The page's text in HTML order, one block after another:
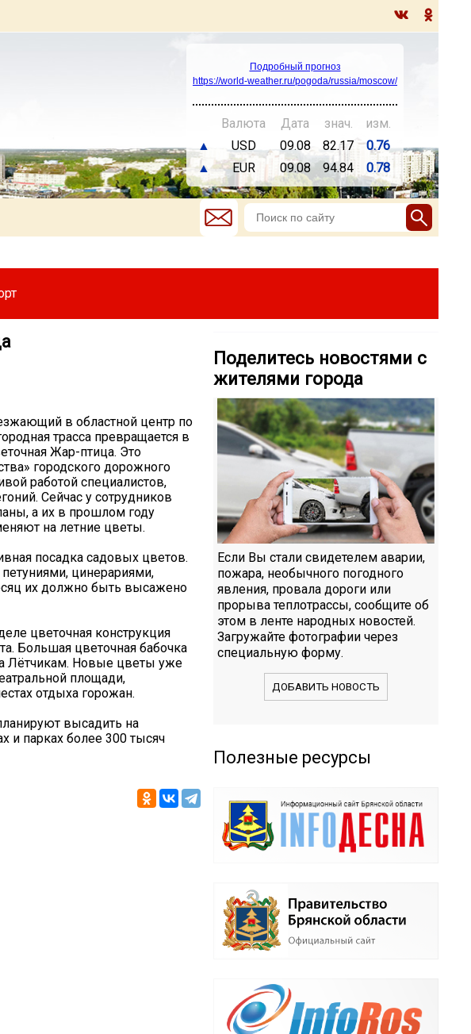
Подробный прогноз
https://world-weather.ru/pogoda/russia/moscow/
Валюта Дата знач.
изм.
▲
USD 09.08 82.17
0.76
▲
EUR 09.08 94.84 0.78
в областной центр по
трасса превращается в
Жар-птица. Это
городского дорожного
работой специалистов,
Сейчас у сотрудников
а их в прошлом году
на летние цветы.
посадка садовых цветов.
цинерариями,
их должно быть высажено
цветочная конструкция
Большая цветочная бабочка
Лётчикам. Новые цветы уже
площади,
отдыха горожан.
высадить на
и парках более 300 тысяч
Поделитесь новостями с
жителями города
Если Вы стали свидетелем аварии,
пожара, необычного погодного
явления, провала дороги или
прорыва теплотрассы, сообщите об
этом в ленте народных новостей.
Загружайте фотографии через
специальную форму.
ДОБАВИТЬ НОВОСТЬ
Полезные ресурсы